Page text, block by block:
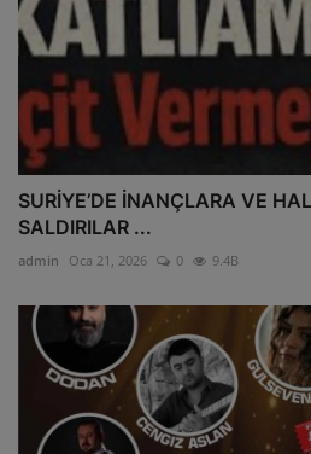
SURİYE’DE İNANÇLARA VE
SALDIRILAR ...
admin Oca 21, 2026 0 9.4B